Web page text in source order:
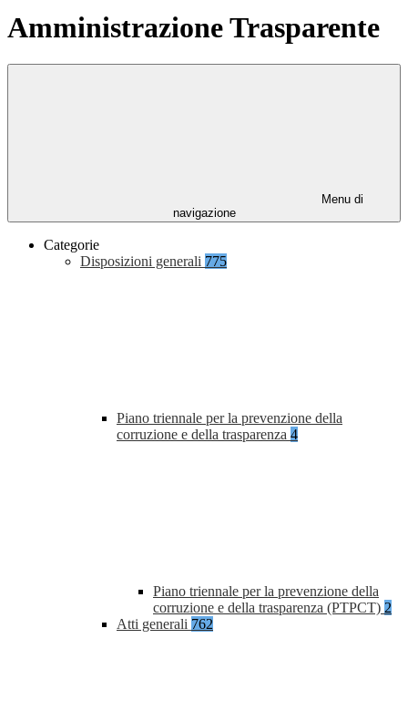
Amministrazione Trasparente
Menu di
navigazione
Categorie
Disposizioni generali 775
Piano triennale per la prevenzione della
corruzione e della trasparenza 4
Piano triennale per la prevenzione della
corruzione e della trasparenza (PTPCT) 2
Atti generali 762